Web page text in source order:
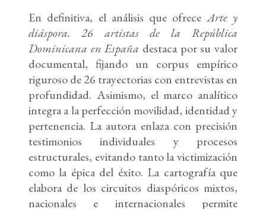
En definitiva, el análisis que ofreceArte y
diáspora. 26 artistas de la República
Dominicana en España destaca por su valor
documental, fijando un corpus empírico
riguroso de 26 trayectorias con entrevistas en
profundidad. Asimismo, el marco analítico
integra a la perfección movilidad, identidad y
pertenencia. La autora enlaza con precisión
testimonios individuales y procesos
estructurales, evitando tanto la victimización
como la épica del éxito. La cartografía que
elabora de los circuitos diaspóricos mixtos,
nacionales e internacionales permite